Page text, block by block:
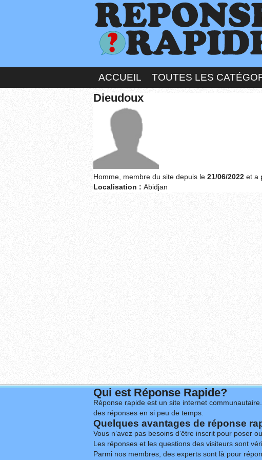
ACCUEIL TOUTES LES
Dieudoux
Homme, membre du site depuis le 21/06/2022 et a
Localisation : Abidjan
Qui est Réponse Rapide?
Réponse rapide est un site internet
des réponses en si peu de temps.
Quelques avantages de réponse
Vous n’avez pas besoins d’être inscrit pour poser
Les réponses et les questions des visiteurs sont
Parmi nos membres, des experts sont là pour